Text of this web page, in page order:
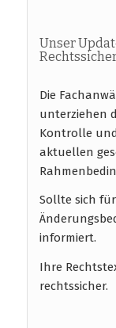
Unser
Die
unterziehen
Kontrolle
aktuellen
Sollte sich
informiert.
Ihre
rechtssicher.